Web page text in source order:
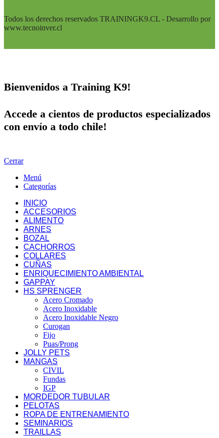
Todos los derechos reservados TRAININGK9.CL - Desarrollo por
www.tecnoinver.cl
Bienvenidos a Training K9!
Accede a cientos de productos especializados
con envío a todo chile!
Cerrar
Menú
Categorías
INICIO
ACCESORIOS
ALIMENTO
ARNES
BOZAL
CACHORROS
COLLARES
CUÑAS
ENRIQUECIMIENTO AMBIENTAL
GAPPAY
HS SPRENGER
Acero Cromado
Acero Inoxidable
Acero Inoxidable Negro
Curogan
Fijo
Puas/Prong
JOLLY PETS
MANGAS
CIVIL
Fundas
IGP
MORDEDOR TUBULAR
PELOTAS
ROPA DE ENTRENAMIENTO
SEMINARIOS
TRAILLAS